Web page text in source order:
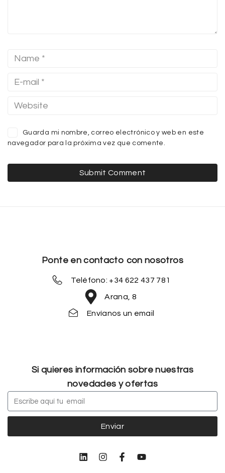
Guarda mi nombre, correo electrónico y web en este
navegador para la próxima vez que comente.
Ponte en contacto con nosotros
Teléfono: +34 622 437 781
Arana, 8
Envíanos un email
Si quieres información sobre nuestras
novedades y ofertas
Enviar